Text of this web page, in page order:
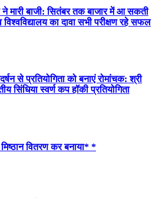
मारी बाजी: सितंबर तक बाजार में आ सकती
का दावा सभी परीक्षण रहे सफल
से प्रतियोगिता को बनाएं रोमांचक: श्री
सिंधिया स्वर्ण कप हॉकी प्रतियोगिता
वितरण कर बनाया* *